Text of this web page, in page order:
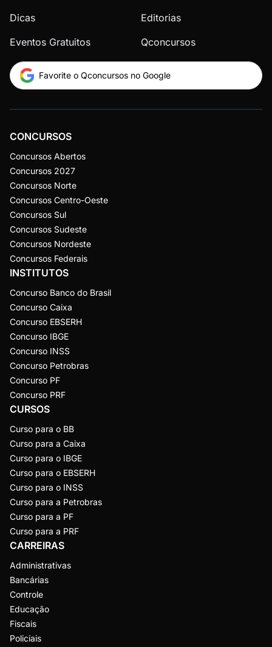
Dicas
Editorias
Eventos Gratuitos
Qconcursos
Favorite o Qconcursos no Google
CONCURSOS
Concursos Abertos
Concursos 2027
Concursos Norte
Concursos Centro-Oeste
Concursos Sul
Concursos Sudeste
Concursos Nordeste
Concursos Federais
INSTITUTOS
Concurso Banco do Brasil
Concurso Caixa
Concurso EBSERH
Concurso IBGE
Concurso INSS
Concurso Petrobras
Concurso PF
Concurso PRF
CURSOS
Curso para o BB
Curso para a Caixa
Curso para o IBGE
Curso para o EBSERH
Curso para o INSS
Curso para a Petrobras
Curso para a PF
Curso para a PRF
CARREIRAS
Administrativas
Bancárias
Controle
Educação
Fiscais
Policiais